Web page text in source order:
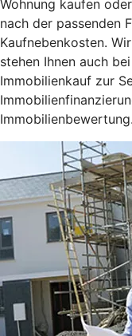
Wohnung kaufen
nach der passenden
Kaufnebenkosten.
stehen Ihnen auch
Immobilienkauf zur
Immobilienbewertung.